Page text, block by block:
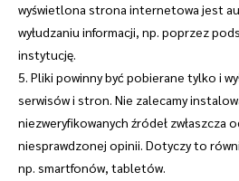
wyświetlona strona internetowa jest
wyłudzaniu informacji, np. poprzez
instytucję.
5. Pliki powinny być pobierane tylko i
serwisów i stron. Nie zalecamy
niezweryfikowanych źródeł zwłaszcza
niesprawdzonej opinii. Dotyczy to
np. smartfonów, tabletów.